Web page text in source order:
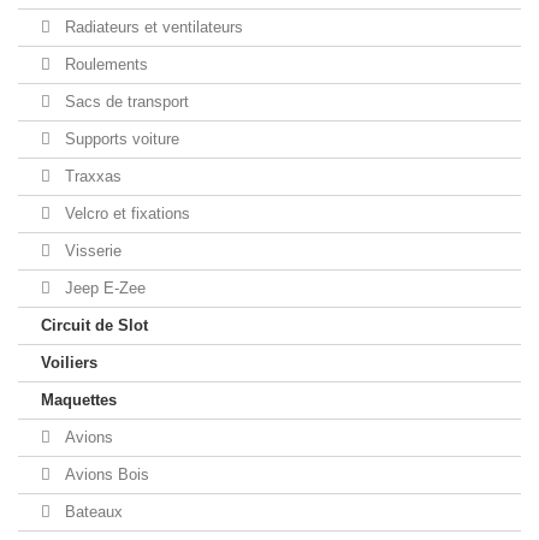
Radiateurs et ventilateurs
Roulements
Sacs de transport
Supports voiture
Traxxas
Velcro et fixations
Visserie
Jeep E-Zee
Circuit de Slot
Voiliers
Maquettes
Avions
Avions Bois
Bateaux